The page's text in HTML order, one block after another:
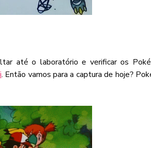
até o laboratório e verificar os
. Então vamos para a captura de hoje?